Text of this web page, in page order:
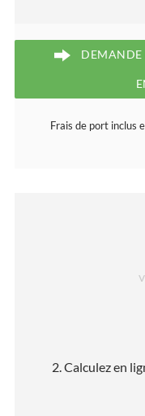
DEMANDE
Frais de port inclus
2. Calculez en